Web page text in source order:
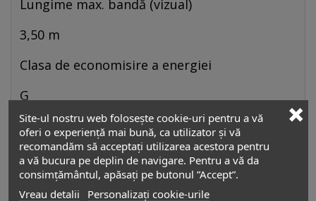
Lungime max. bandă (vizual)
3,50 m
Clasa de economisire a energiei
G
Cu intensitate luminoasă reglabilă / dimabil
da
Domeniul de utilizare
Site-ul nostru web folosește cookie-uri pentru a vă
oferi o experiență mai bună, ca utilizator și vă
recomandăm să acceptați utilizarea acestora pentru
a vă bucura pe deplin de navigare. Pentru a vă da
consimțământul, apăsați pe butonul ”Accept”.
Vreau detalii
Personalizați cookie-urile